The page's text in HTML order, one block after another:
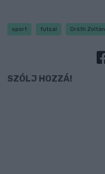
sport futsal Dróth Zoltán
SZÓLJ HOZZÁ!